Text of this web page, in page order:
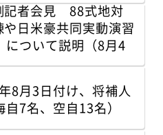
記者会見 88式地対
日米豪共同実動演習
について説明（8月4
8月3日付け、将補人
7名、空自13名）